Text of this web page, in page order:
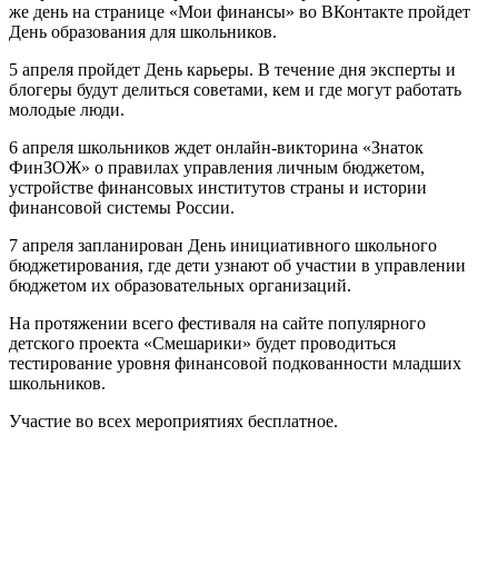
же день на странице «Мои финансы» во ВКонтакте пройдет
День образования для школьников.
5 апреля пройдет День карьеры. В течение дня эксперты и
блогеры будут делиться советами, кем и где могут работать
молодые люди.
6 апреля школьников ждет онлайн-викторина «Знаток
ФинЗОЖ» о правилах управления личным бюджетом,
устройстве финансовых институтов страны и истории
финансовой системы России.
7 апреля запланирован День инициативного школьного
бюджетирования, где дети узнают об участии в управлении
бюджетом их образовательных организаций.
На протяжении всего фестиваля на сайте популярного
детского проекта «Смешарики» будет проводиться
тестирование уровня финансовой подкованности младших
школьников.
Участие во всех мероприятиях бесплатное.